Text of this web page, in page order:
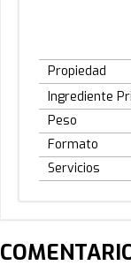
Propiedad
Ingrediente
Peso
Formato
Servicios